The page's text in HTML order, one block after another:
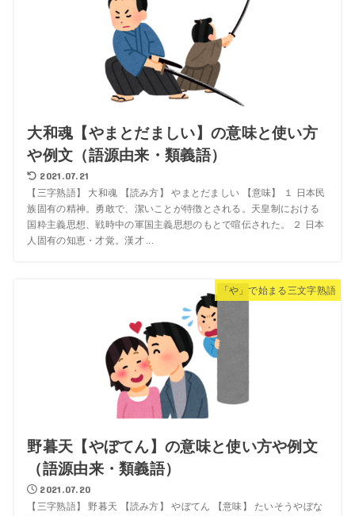
大和魂【やまとだましい】の意味と使い方
や例文（語源由来・類義語）
2021.07.21
【三字熟語】 大和魂 【読み方】 やまとだましい 【意味】 １ 日本民
族固有の精神。勇敢で、潔いことが特徴とされる。天皇制における
国粋主義思想、戦時中の軍国主義思想のもとで喧伝された。 ２ 日本
人固有の知恵・才覚。漢才 ...
「や」で始まる三文字熟語
野暮天【やぼてん】の意味と使い方や例文
（語源由来・類義語）
2021.07.20
【三字熟語】 野暮天 【読み方】 やぼてん 【意味】 たいそうやぼな